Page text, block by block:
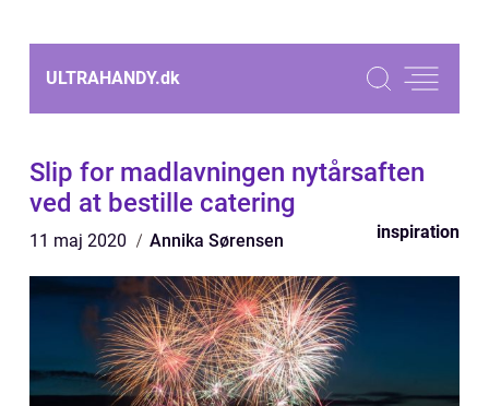
ULTRAHANDY.dk
Slip for madlavningen nytårsaften
ved at bestille catering
11 maj 2020 Annika Sørensen inspiration